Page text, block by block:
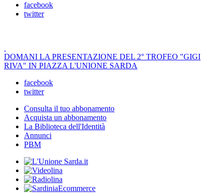
facebook
twitter
DOMANI LA PRESENTAZIONE DEL 2° TROFEO "GIGI
RIVA" IN PIAZZA L'UNIONE SARDA
facebook
twitter
Consulta il tuo abbonamento
Acquista un abbonamento
La Biblioteca dell'Identità
Annunci
PBM